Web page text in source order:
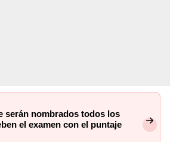
serán nombrados todos los
el examen con el puntaje